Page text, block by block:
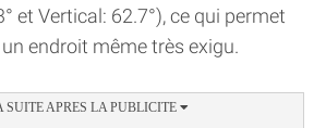
et Vertical: 62.7°), ce qui permet
endroit même très exigu.